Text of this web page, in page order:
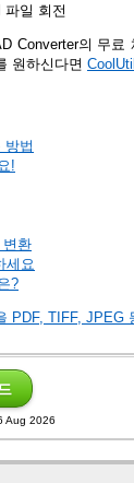
파일 회전
Converter의 무
원하신다면
방법
!
변환
세요
?
PDF, TIFF, JPEG
Aug 2026